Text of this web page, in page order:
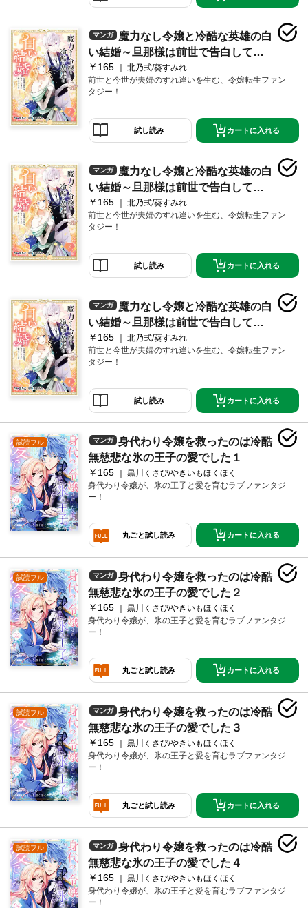
マンガ
魔力なし令嬢と冷酷な英雄の白
い結婚～旦那様は前世で告白してき
た教え子でした～２
￥165
北乃式/葵すみれ
前世と今世が夫婦のすれ違いを生む、令嬢転生ファン
タジー！
試し読み カートに入れる
マンガ
魔力なし令嬢と冷酷な英雄の白
い結婚～旦那様は前世で告白してき
た教え子でした～３
￥165
北乃式/葵すみれ
前世と今世が夫婦のすれ違いを生む、令嬢転生ファン
タジー！
試し読み カートに入れる
マンガ
魔力なし令嬢と冷酷な英雄の白
い結婚～旦那様は前世で告白してき
た教え子でした～４
￥165
北乃式/葵すみれ
前世と今世が夫婦のすれ違いを生む、令嬢転生ファン
タジー！
試し読み カートに入れる
試読フル マンガ
身代わり令嬢を救ったのは冷酷
無慈悲な氷の王子の愛でした１
￥165
黒川くさび/やきいもほくほく
身代わり令嬢が、氷の王子と愛を育むラブファンタジ
ー！
丸ごと試し読み カートに入れる
試読フル マンガ
身代わり令嬢を救ったのは冷酷
無慈悲な氷の王子の愛でした２
￥165
黒川くさび/やきいもほくほく
身代わり令嬢が、氷の王子と愛を育むラブファンタジ
ー！
丸ごと試し読み カートに入れる
試読フル マンガ
身代わり令嬢を救ったのは冷酷
無慈悲な氷の王子の愛でした３
￥165
黒川くさび/やきいもほくほく
身代わり令嬢が、氷の王子と愛を育むラブファンタジ
ー！
丸ごと試し読み カートに入れる
試読フル マンガ
身代わり令嬢を救ったのは冷酷
無慈悲な氷の王子の愛でした４
￥165
黒川くさび/やきいもほくほく
身代わり令嬢が、氷の王子と愛を育むラブファンタジ
ー！